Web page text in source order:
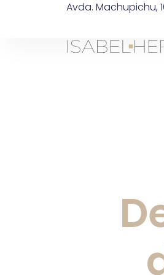
Avda. Machupichu,